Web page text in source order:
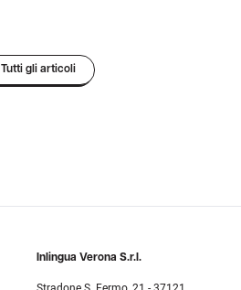
Tutti gli articoli
Inlingua Verona S.r.l.